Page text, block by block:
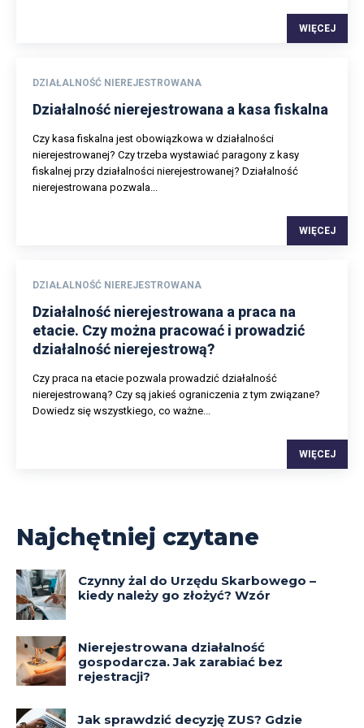
WIĘCEJ
DZIAŁALNOŚĆ NIEREJESTROWANA
Działalność nierejestrowana a kasa fiskalna
Czy kasa fiskalna jest obowiązkowa w działalności
nierejestrowanej? Czy trzeba wystawiać paragony z kasy
fiskalnej przy działalności nierejestrowanej? Działalność
nierejestrowana pozwala...
WIĘCEJ
DZIAŁALNOŚĆ NIEREJESTROWANA
Działalność nierejestrowana a praca na
etacie. Czy można pracować i prowadzić
działalność nierejestrową?
Czy praca na etacie pozwala prowadzić działalność
nierejestrowaną? Czy są jakieś ograniczenia z tym związane?
Dowiedz się wszystkiego, co ważne...
WIĘCEJ
Najchętniej czytane
Czynny żal do Urzędu Skarbowego –
kiedy należy go złożyć? Wzór
Nierejestrowana działalność
gospodarcza. Jak zarabiać bez
rejestracji?
Jak sprawdzić decyzję ZUS? Gdzie